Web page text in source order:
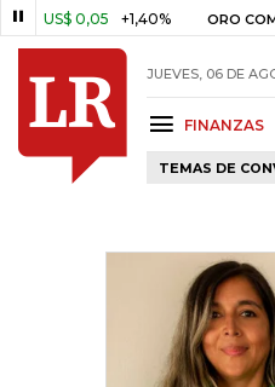
0,05 +1,40% ORO COMPRA
JUEVES, 06 DE
FINANZAS
TEMAS DE